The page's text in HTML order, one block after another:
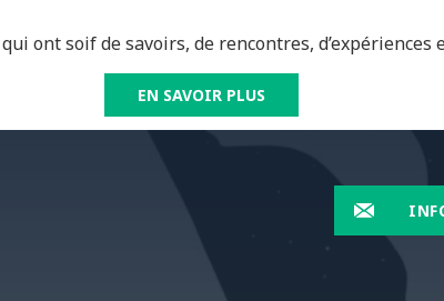
ont soif de savoirs, de rencontres, d’expériences
EN SAVOIR PLUS